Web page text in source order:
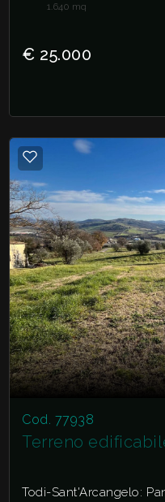
1.640 mq
€ 25.000
Cod. 77938
Terreno
Todi-Sant'Arcangelo:
Lusso